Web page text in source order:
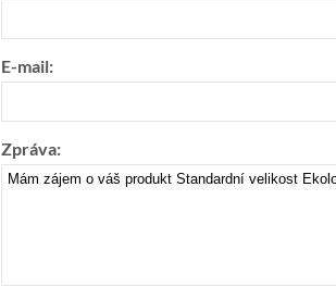
E-mail:
Zpráva: